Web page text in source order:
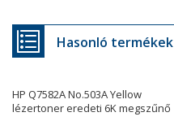
Hasonló termékek
HP Q7582A No.503A Yellow
lézertoner eredeti 6K megszűnő